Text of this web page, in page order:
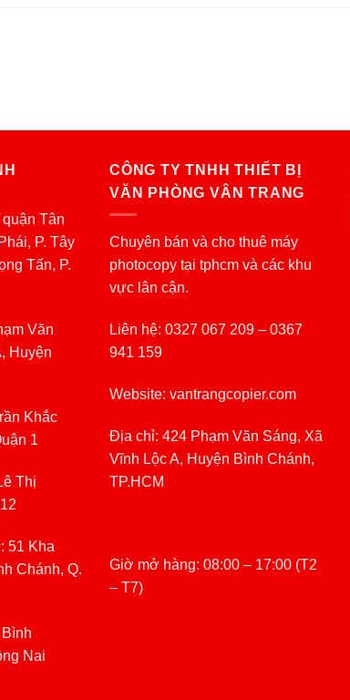
Tân
P. Tây
Tấn, P.
Văn
Huyện
Khắc
1
Thị
51 Kha
Chánh, Q.
Nai
CÔNG TY TNHH THIẾT BỊ
VĂN PHÒNG VÂN TRANG
Chuyên bán và cho thuê máy
photocopy tại tphcm và các khu
vực lân cận.
Liên hệ: 0327 067 209 – 0367
941 159
Website: vantrangcopier.com
Địa chỉ: 424 Phạm Văn Sáng, Xã
Vĩnh Lộc A, Huyện Bình Chánh,
TP.HCM
Giờ mở hàng: 08:00 – 17:00 (T2
– T7)